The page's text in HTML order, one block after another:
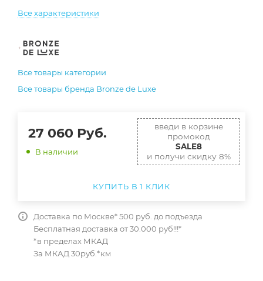
Все характеристики
Все товары категории
Все товары бренда Bronze de Luxe
27 060 Руб.
В наличии
введи в корзине
промокод
SALE8
и получи скидку 8%
КУПИТЬ В 1 КЛИК
Доставка по Москве* 500 руб. до подъезда
Бесплатная доставка от 30.000 руб!!!*
*в пределах МКАД
За МКАД 30руб.*км